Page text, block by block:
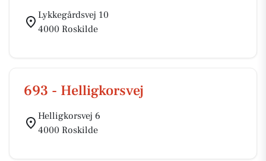
Lykkegårdsvej 10
4000 Roskilde
693 - Helligkorsvej
Helligkorsvej 6
4000 Roskilde